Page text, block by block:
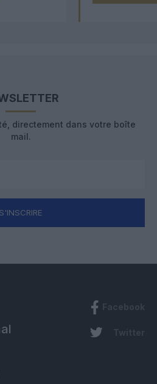
directement dans votre boîte
mail.
S'INSCRIRE